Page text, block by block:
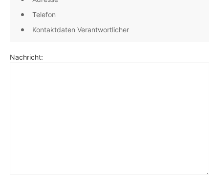
Telefon
Kontaktdaten Verantwortlicher
Nachricht: